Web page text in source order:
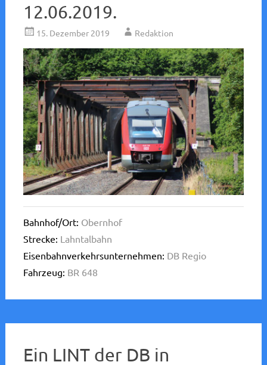
12.06.2019.
15. Dezember 2019 Redaktion
Bahnhof/Ort: Obernhof
Strecke: Lahntalbahn
Eisenbahnverkehrsunternehmen: DB Regio
Fahrzeug: BR 648
Ein LINT der DB in